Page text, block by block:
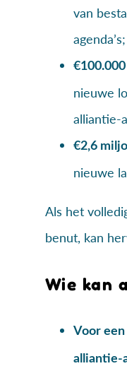
van
agenda’s;
€100.000
nieuwe
alliantie-
€2,6
nieuwe
Als het
benut, kan
Wie kan
Voor
alliantie-